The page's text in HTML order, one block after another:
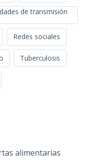
de transmisión
Redes sociales
Tuberculosis
alimentarias